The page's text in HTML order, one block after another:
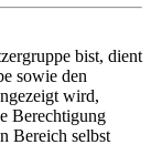
bist, dient
sowie den
wird,
Berechtigung
Bereich selbst